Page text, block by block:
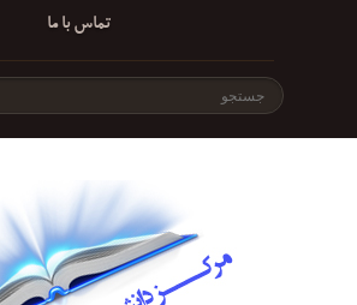
تماس با ما